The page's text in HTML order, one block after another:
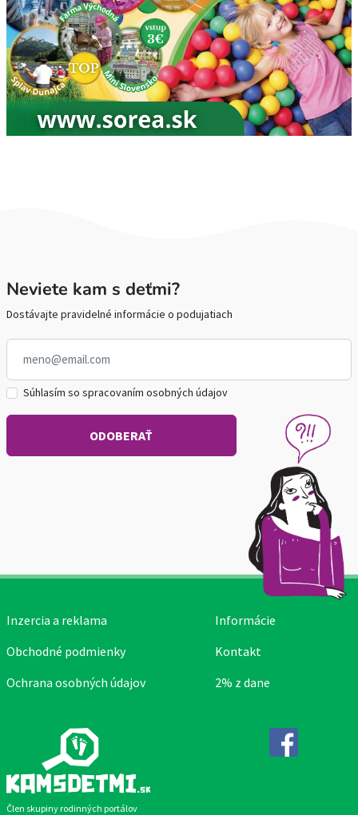
Neviete kam s deťmi?
Dostávajte pravidelné informácie o podujatiach
Súhlasím so spracovaním osobných údajov
Člen skupiny rodinných portálov
Inzercia a reklama
Obchodné podmienky
Ochrana osobných údajov
Informácie
Kontakt
2% z dane